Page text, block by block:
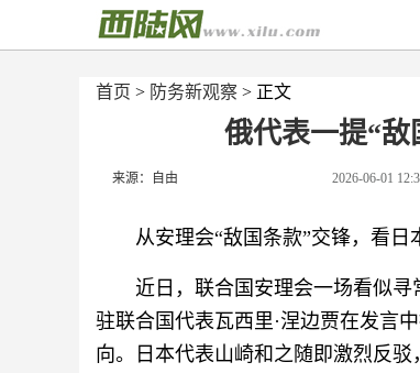
首页 > 防务新观察 > 正文
俄代表一提“敌
来源：自由 2026-06-01
从安理会“敌国条款”交锋，看
近日，联合国安理会一场看似
驻联合国代表瓦西里·涅边贾在发言
向。日本代表山崎和之随即激烈反